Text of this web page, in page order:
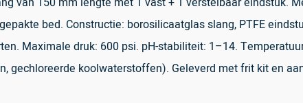
bed. Constructie: borosilicaatglas slang, PTFE
Maximale druk: 600 psi. pH-stabiliteit: 1–14.
gechloreerde koolwaterstoffen). Geleverd met frit kit en